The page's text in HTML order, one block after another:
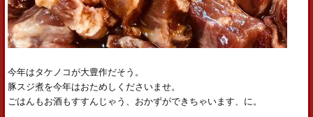
今年はタケノコが大豊作だそう。
豚スジ煮を今年はおためしくださいませ。
ごはんもお酒もすすんじゃう、おかずができちゃいます、に。